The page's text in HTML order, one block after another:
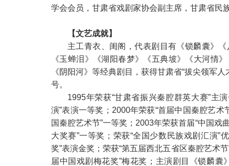
学会会员，甘肃省戏剧家协会副主席，甘肃省民
【文艺成就】
主工青衣、闺阁，代表剧目有《锁麟囊》
《玉蝉泪》《湖阳春梦》《五典坡》《大河情
《阴阳河》等经典剧目，获得甘肃省“拔尖领军
号。
1995年荣获“甘肃省振兴秦腔群英大赛”主
演”表演一等奖；2000年荣获“首届中国秦腔艺
国秦腔艺术节”一等奖；2003年荣获首届“中国
大奖赛”一等奖；荣获“全国少数民族戏剧汇演”
奖”表演金奖；荣获“第五届西北五省区秦腔艺术
届中国戏剧梅花奖”梅花奖；主演剧目《锁麟囊